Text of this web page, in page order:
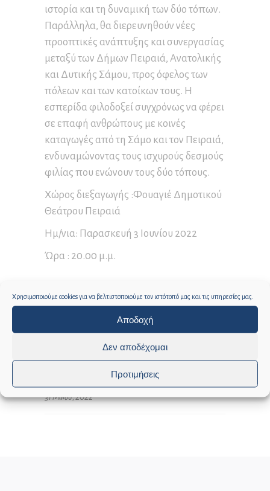
Χρησιμοποιούμε cookies για να βελτιστοποιούμε τον ιστότοπό μας και τις υπηρεσίες μας.
Αποδοχή
Δεν αποδέχομαι
Προτιμήσεις
ιστορία και τη δυναμική των δύο τόπων.
Παράλληλα, θα διερευνηθούν νέες
προοπτικές ανάπτυξης και συνεργασίας
μεταξύ των Δήμων Πειραιά, Ανατολικής
και Δυτικής Σάμου, προς όφελος των
πόλεων και των κατοίκων τους. Η
εσπερίδα φιλοδοξεί συγχρόνως να φέρει
σε επαφή ανθρώπους με κοινές
καταγωγές από τη Σάμο και τον Πειραιά,
ενδυναμώνοντας τους ισχυρούς δεσμούς
φιλίας που ενώνουν τους δύο τόπους.
Χώρος διεξαγωγής :Φουαγιέ Δημοτικού
Θεάτρου Πειραιά
Ημ/νια: Παρασκευή 3 Ιουνίου 2022
Ώρα : 20.00 μ.μ.
0 0
ΙΔΙΑΊΤΕΡΟ ΓΡΑΦΕΊΟ ΔΗΜΆΡΧΟΥ
31 Μαΐου, 2022